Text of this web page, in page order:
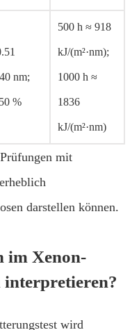
nm;
%
500 h ≈ 918
kJ/(m²·nm);
1000 h ≈
1836
kJ/(m²·nm)
mit
darstellen können.
im Xenon-
interpretieren?
wird